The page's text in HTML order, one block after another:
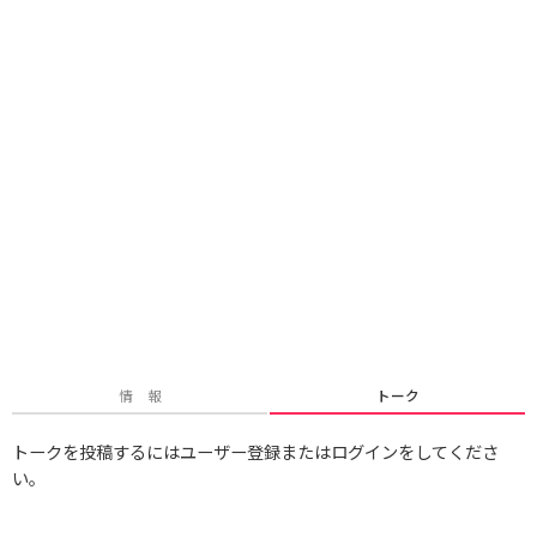
情 報 トーク
トークを投稿するにはユーザー登録またはログインをしてくださ
い。